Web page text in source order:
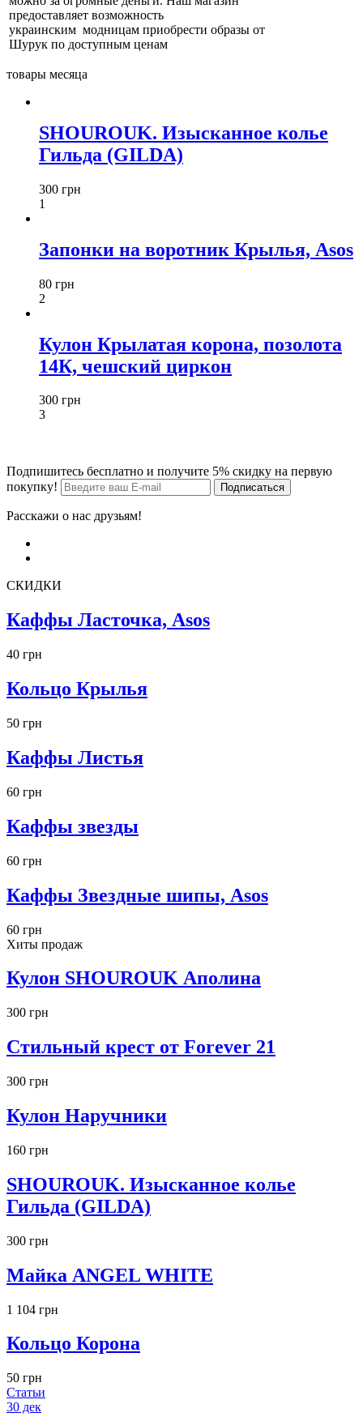
предоставляет возможность
украинским модницам приобрести образы от
Шурук по доступным ценам
товары месяца
SHOUROUK. Изысканное колье
Гильда (GILDA)
300 грн
1
Запонки на воротник Крылья, Asos
80 грн
2
Кулон Крылатая корона, позолота
14К, чешский циркон
300 грн
3
Подпишитесь бесплатно и получите 5% скидку на первую
покупку!
Расскажи о нас друзьям!
СКИДКИ
Каффы Ласточка, Asos
40 грн
Кольцо Крылья
50 грн
Каффы Листья
60 грн
Каффы звезды
60 грн
Каффы Звездные шипы, Asos
60 грн
Хиты продаж
Кулон SHOUROUK Аполина
300 грн
Стильный крест от Forever 21
300 грн
Кулон Наручники
160 грн
SHOUROUK. Изысканное колье
Гильда (GILDA)
300 грн
Майка ANGEL WHITE
1 104 грн
Кольцо Корона
50 грн
Статьи
30 дек